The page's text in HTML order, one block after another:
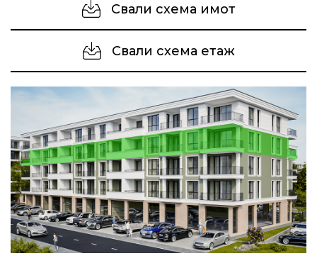
Свали схема имот
Свали схема етаж